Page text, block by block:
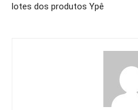
lotes dos produtos Ypê